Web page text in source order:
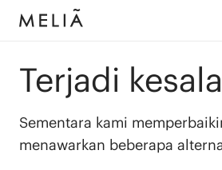
Terjadi
Sementara kami
menawarkan beberapa